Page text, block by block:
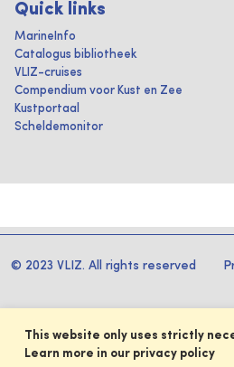
Quick links
MarineInfo
Catalogus bibliotheek
VLIZ-cruises
Compendium voor Kust en Zee
Kustportaal
Scheldemonitor
© 2023 VLIZ. All rights reserved
This website only uses strictly
Learn more in our privacy policy